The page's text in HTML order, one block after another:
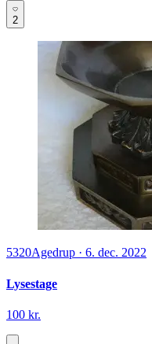
2
5320Agedrup · 6. dec. 2022
Lysestage
100 kr.